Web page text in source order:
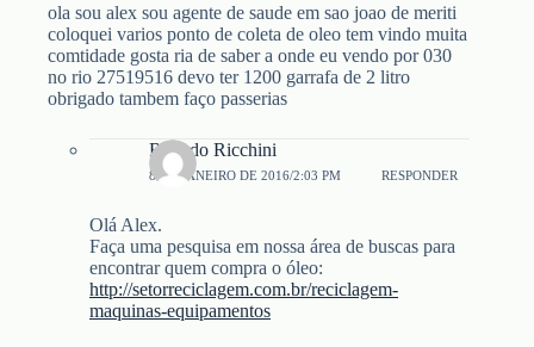
ola sou alex sou agente de saude em sao joao de meriti
coloquei varios ponto de coleta de oleo tem vindo muita
comtidade gosta ria de saber a onde eu vendo por 030
no rio 27519516 devo ter 1200 garrafa de 2 litro
obrigado tambem faço passerias
Ricardo Ricchini
8 DE JANEIRO DE 2016/2:03 PM RESPONDER
Olá Alex.
Faça uma pesquisa em nossa área de buscas para
encontrar quem compra o óleo:
http://setorreciclagem.com.br/reciclagem-
maquinas-equipamentos